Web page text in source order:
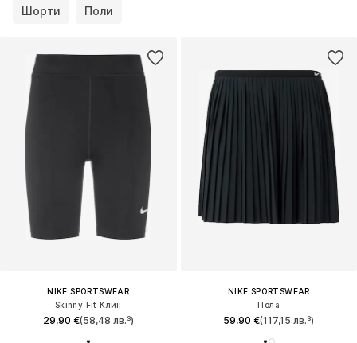
Шорти
Поли
NIKE SPORTSWEAR
Skinny Fit Клин
29,90 €(58,48 лв.³)
NIKE SPORTSWEAR
Пола
59,90 €(117,15 лв.³)